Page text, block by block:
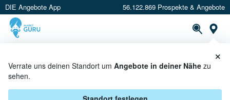
DIE Angebote App 56.122.869 Prospekte & Angebote
Verrate uns deinen Standort um Angebote in deiner Nähe zu
sehen.
×
REINIGUNGSGERÄTE ANGEBOTE